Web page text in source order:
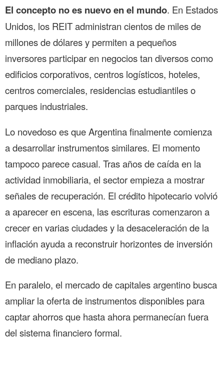
El concepto no es nuevo en el mundo. En Estados
Unidos, los REIT administran cientos de miles de
millones de dólares y permiten a pequeños
inversores participar en negocios tan diversos como
edificios corporativos, centros logísticos, hoteles,
centros comerciales, residencias estudiantiles o
parques industriales.
Lo novedoso es que Argentina finalmente comienza
a desarrollar instrumentos similares. El momento
tampoco parece casual. Tras años de caída en la
actividad inmobiliaria, el sector empieza a mostrar
señales de recuperación. El crédito hipotecario volvió
a aparecer en escena, las escrituras comenzaron a
crecer en varias ciudades y la desaceleración de la
inflación ayuda a reconstruir horizontes de inversión
de mediano plazo.
En paralelo, el mercado de capitales argentino busca
ampliar la oferta de instrumentos disponibles para
captar ahorros que hasta ahora permanecían fuera
del sistema financiero formal.